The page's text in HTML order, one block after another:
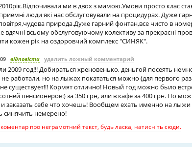
ми в двох з мамою.Умови просто клас
люди які нас обслуговували на процидурах. Дуже
повітря,чудова природа.Дуже гарний фонтан,все чисто в
всьому обслуговуючому колективу за прекрасні
кожен рік на оздоровчий комплекс "СИНЯК".
відповісти удалить ложный комментарий
2009 год!!! Добираться хреновенько, деньгой посеять
работали, но на лыжах покататься можно (для первого
существует!!! Кормят отлично! Новый год можно было
пенсионеров:) за 350 грн, или в кафе за 400 грн. Но
и заказать себе что хочешь! Вообщем ехать именно на лыжи
синячить немерено!
про неграмотний текст, будь ласка, натисніть сюди.